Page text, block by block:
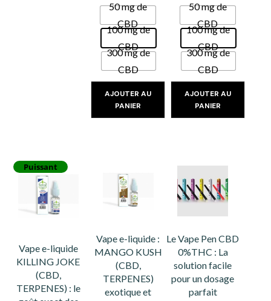
50 mg de
CBD
100 mg de
CBD
300 mg de
CBD
AJOUTER AU
PANIER
50 mg de
CBD
100 mg de
CBD
300 mg de
CBD
AJOUTER AU
PANIER
Puissant
Vape e-liquide
KILLING JOKE
(CBD,
TERPENES) : le
Vape e-liquide :
MANGO KUSH
(CBD,
TERPENES)
exotique et
Le Vape Pen CBD
0%THC : La
solution facile
pour un dosage
parfait